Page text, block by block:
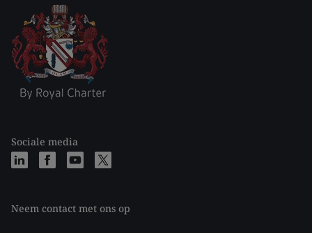
Sociale media
Neem contact met ons op